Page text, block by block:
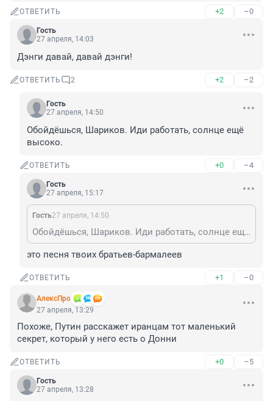
ОТВЕТИТЬ +2 –0
Гость
27 апреля, 14:03
Дэнги давай, давай дэнги!
ОТВЕТИТЬ 2 +2 –2
Гость
27 апреля, 14:50
Обойдёшься, Шариков. Иди работать, солнце ещё
высоко.
ОТВЕТИТЬ +0 –4
Гость
27 апреля, 15:17
Гость27 апреля, 14:50
Обойдёшься, Шариков. Иди работать, солнце ещё высоко.
это песня твоих братьев-бармалеев
ОТВЕТИТЬ +1 –0
АлексПро
27 апреля, 13:29
Похоже, Путин расскажет иранцам тот маленький
секрет, который у него есть о Донни
ОТВЕТИТЬ +0 –5
Гость
27 апреля, 13:28